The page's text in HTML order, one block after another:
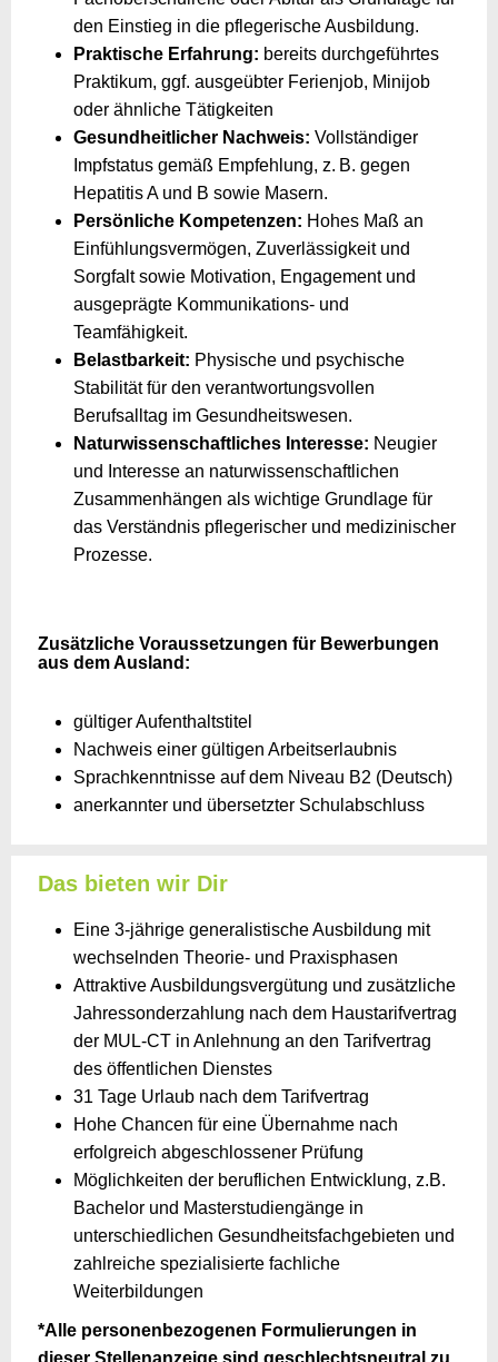
den Einstieg in die pflegerische Ausbildung.
Praktische Erfahrung: bereits durchgeführtes
Praktikum, ggf. ausgeübter Ferienjob, Minijob
oder ähnliche Tätigkeiten
Gesundheitlicher Nachweis: Vollständiger
Impfstatus gemäß Empfehlung, z. B. gegen
Hepatitis A und B sowie Masern.
Persönliche Kompetenzen: Hohes Maß an
Einfühlungsvermögen, Zuverlässigkeit und
Sorgfalt sowie Motivation, Engagement und
ausgeprägte Kommunikations- und
Teamfähigkeit.
Belastbarkeit: Physische und psychische
Stabilität für den verantwortungsvollen
Berufsalltag im Gesundheitswesen.
Naturwissenschaftliches Interesse: Neugier
und Interesse an naturwissenschaftlichen
Zusammenhängen als wichtige Grundlage für
das Verständnis pflegerischer und medizinischer
Prozesse.
Zusätzliche Voraussetzungen für Bewerbungen
aus dem Ausland:
gültiger Aufenthaltstitel
Nachweis einer gültigen Arbeitserlaubnis
Sprachkenntnisse auf dem Niveau B2 (Deutsch)
anerkannter und übersetzter Schulabschluss
Das bieten wir Dir
Eine 3-jährige generalistische Ausbildung mit
wechselnden Theorie- und Praxisphasen
Attraktive Ausbildungsvergütung und zusätzliche
Jahressonderzahlung nach dem Haustarifvertrag
der MUL-CT in Anlehnung an den Tarifvertrag
des öffentlichen Dienstes
31 Tage Urlaub nach dem Tarifvertrag
Hohe Chancen für eine Übernahme nach
erfolgreich abgeschlossener Prüfung
Möglichkeiten der beruflichen Entwicklung, z.B.
Bachelor und Masterstudiengänge in
unterschiedlichen Gesundheitsfachgebieten und
zahlreiche spezialisierte fachliche
Weiterbildungen
*Alle personenbezogenen Formulierungen in
dieser Stellenanzeige sind geschlechtsneutral zu